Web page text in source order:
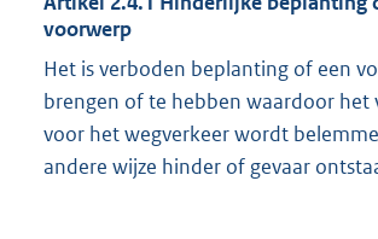
voorwerp
Het is verboden beplanting of een
brengen of te hebben waardoor het
voor het wegverkeer wordt
andere wijze hinder of gevaar